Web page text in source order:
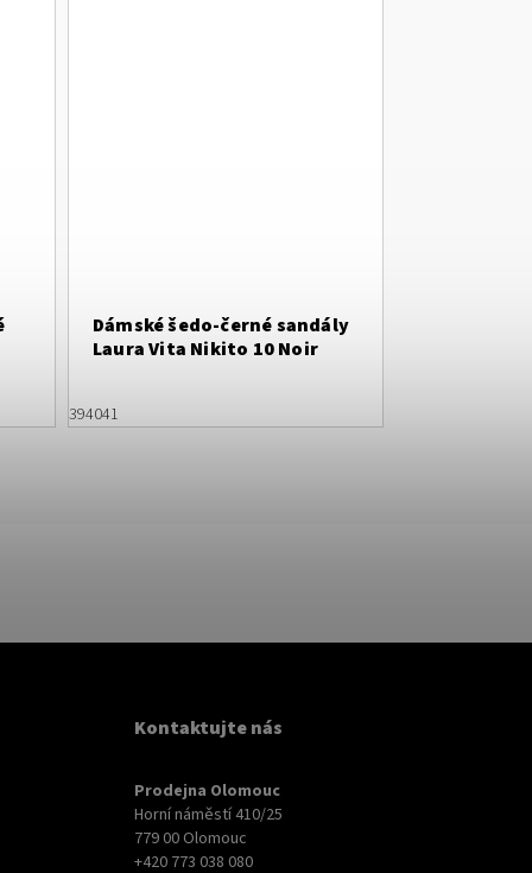
Dámské šedo-černé sandály
Laura Vita Nikito 10 Noir
394041
Kontaktujte nás
Prodejna Olomouc
Horní náměstí 410/25
779 00 Olomouc
+420 773 038 080